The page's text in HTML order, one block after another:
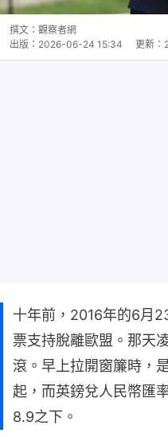
撰文： 觀察者網
出版： 2026-06-24 15:34 更新：
十年前，2016年的6月
票支持脫離歐盟。那天
滾。早上拉開窗簾時，
起，而英鎊兌人民幣匯
8.9之下。